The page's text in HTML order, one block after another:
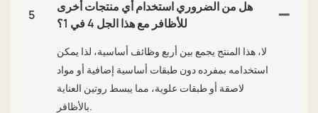
5
هل من الضروري استخدام أي منتجات أخرى
للأظافر مع هذا الجل 4 في 1؟
لا، هذا المنتج يجمع بين أربع وظائف أساسية، لذا يمكن
استخدامه بمفرده دون طبقات أساسية إضافية أو مواد
لاصقة أو طبقات علوية، مما يبسط روتين العناية
بالأظافر.